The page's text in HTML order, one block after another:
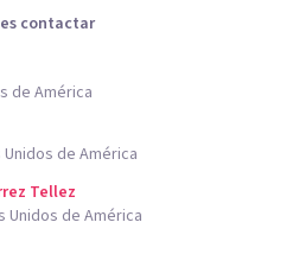
contactar
de América
de América
Tellez
Unidos de América